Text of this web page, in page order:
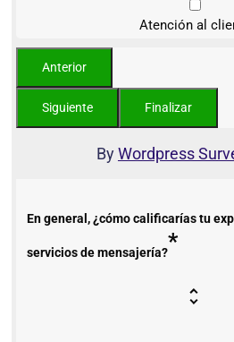
Atención al
ByWordpress
En general, ¿cómo calificarías tu
servicios de mensajería?*